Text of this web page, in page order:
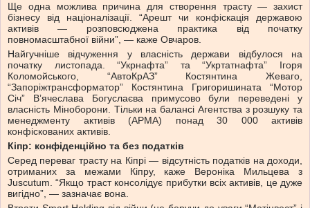
Ще одна можлива причина для створення трасту — захист
бізнесу від націоналізації. “Арешт чи конфіскація державою
активів — розповсюджена практика від початку
повномасштабної війни”, — каже Овчаров.
Найгучніше відчуження у власність держави відбулося на
початку листопада. “Укрнафта” та “Укртатнафта” Ігоря
Коломойського, “АвтоКрАЗ” Костянтина Жеваго,
“Запоріжтрансформатор” Костянтина Григоришината “Мотор
Січ” Вʼячеслава Богуслаєва примусово були переведені у
власність Міноборони. Тільки на балансі Агентства з розшуку та
менеджменту активів (АРМА) понад 30 000 активів
конфіскованих активів.
Кіпр: конфіденційно та без податків
Серед переваг трасту на Кіпрі — відсутність податків на доходи,
отриманих за межами Кіпру, каже Вероніка Мильцева з
Juscutum. “Якщо траст консолідує прибутки всіх активів, це дуже
вигідно”, — зазначає вона.